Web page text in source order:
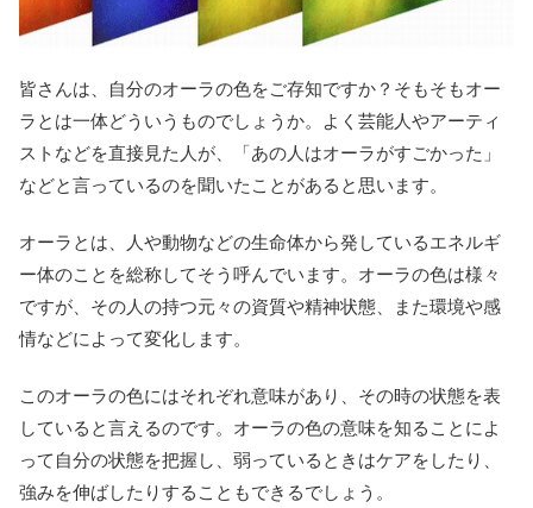
皆さんは、自分のオーラの色をご存知ですか？そもそもオー
ラとは一体どういうものでしょうか。よく芸能人やアーティ
ストなどを直接見た人が、「あの人はオーラがすごかった」
などと言っているのを聞いたことがあると思います。
オーラとは、人や動物などの生命体から発しているエネルギ
ー体のことを総称してそう呼んでいます。オーラの色は様々
ですが、その人の持つ元々の資質や精神状態、また環境や感
情などによって変化します。
このオーラの色にはそれぞれ意味があり、その時の状態を表
していると言えるのです。オーラの色の意味を知ることによ
って自分の状態を把握し、弱っているときはケアをしたり、
強みを伸ばしたりすることもできるでしょう。